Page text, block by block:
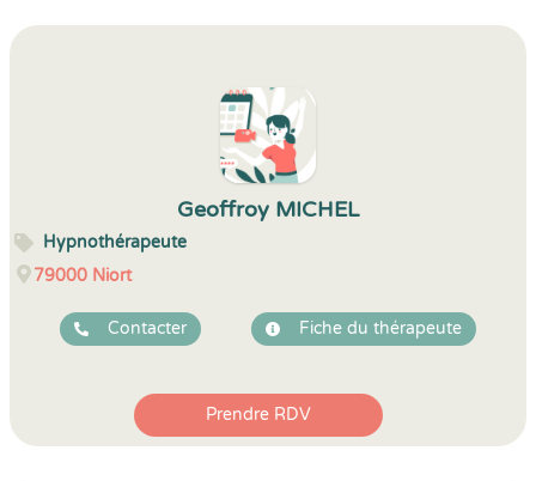
Geoffroy MICHEL
Hypnothérapeute
79000 Niort
Contacter Fiche du thérapeute
Prendre RDV